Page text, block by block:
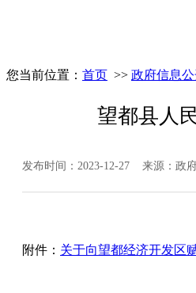
您当前位置： 首页 >> 政府信息
望都县人
发布时间：2023-12-27 来源：政
附件： 关于向望都经济开发区